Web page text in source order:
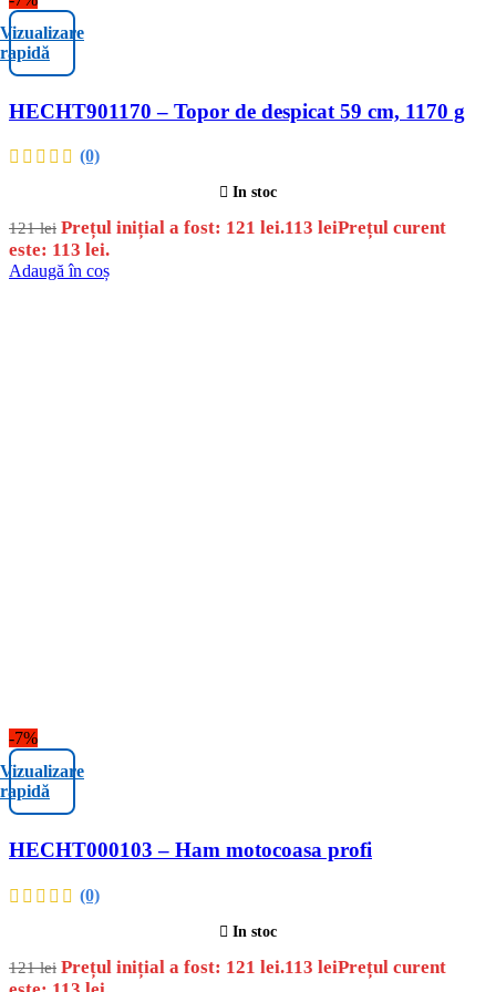
Vizualizare
rapidă
HECHT901170 – Topor de despicat 59 cm, 1170 g
(0)
In stoc
121lei Prețul inițial a fost: 121 lei.113 leiPrețul curent
este: 113 lei.
Adaugă în coș
-7%
Vizualizare
rapidă
HECHT000103 – Ham motocoasa profi
(0)
In stoc
121lei Prețul inițial a fost: 121 lei.113 leiPrețul curent